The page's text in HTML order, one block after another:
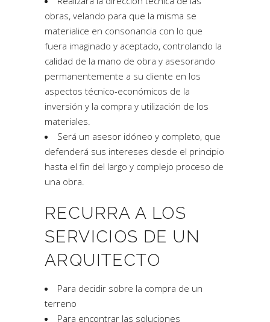
obras, velando para que la misma se
materialice en consonancia con lo que
fuera imaginado y aceptado, controlando la
calidad de la mano de obra y asesorando
permanentemente a su cliente en los
aspectos técnico-económicos de la
inversión y la compra y utilización de los
materiales.
Será un asesor idóneo y completo, que
defenderá sus intereses desde el principio
hasta el fin del largo y complejo proceso de
una obra.
RECURRA A LOS
SERVICIOS DE UN
ARQUITECTO
Para decidir sobre la compra de un
terreno
Para encontrar las soluciones